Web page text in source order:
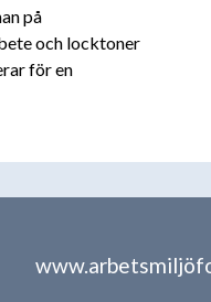
på
och locktoner
för en